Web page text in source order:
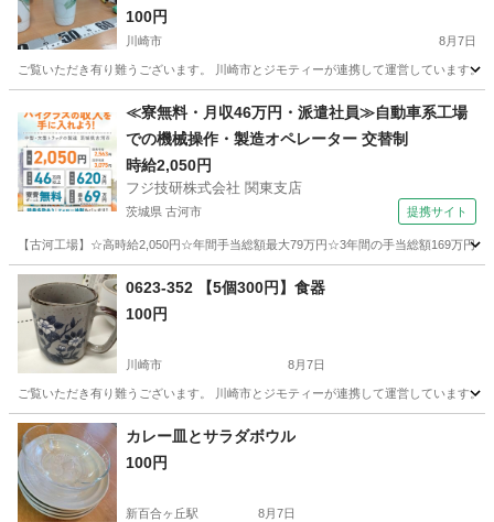
100円
川崎市 8月7日
ご覧いただき有り難うございます。 川崎市とジモティーが連携して運営していま
食器 リユース
≪寮無料・月収46万円・派遣社員≫自動車系工場
での機械操作・製造オペレーター 交替制
時給2,050円
フジ技研株式会社 関東支店
茨城県 古河市 提携サイト
【古河工場】☆高時給2,050円☆年間手当総額最大79万円☆3年間の手当総額169万円
茨城 古河市
0623-352 【5個300円】食器
100円
川崎市 8月7日
ご覧いただき有り難うございます。 川崎市とジモティーが連携して運営していま
神奈川 川崎市 食器 リユース
カレー皿とサラダボウル
100円
新百合ヶ丘駅 8月7日